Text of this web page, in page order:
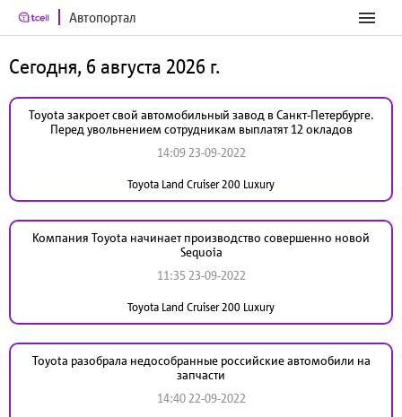
Автопортал
Сегодня, 6 августа 2026 г.
Toyota закроет свой автомобильный завод в Санкт-Петербурге.
Перед увольнением сотрудникам выплатят 12 окладов
14:09 23-09-2022
Toyota Land Cruiser 200 Luxury
Компания Toyota начинает производство совершенно новой
Sequoia
11:35 23-09-2022
Toyota Land Cruiser 200 Luxury
Toyota разобрала недособранные российские автомобили на
запчасти
14:40 22-09-2022